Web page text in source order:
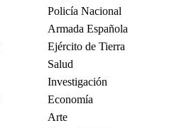
Policía Nacional
Armada Española
Ejército de Tierra
Salud
Investigación
Economía
Arte